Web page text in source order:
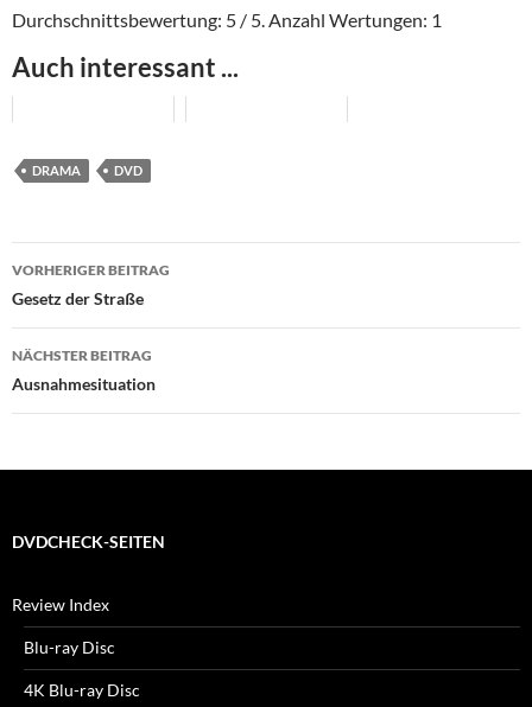
Durchschnittsbewertung: 5 / 5. Anzahl Wertungen: 1
Auch interessant ...
DRAMA DVD
Beitragsnavigation
VORHERIGER BEITRAG
Gesetz der Straße
NÄCHSTER BEITRAG
Ausnahmesituation
DVDCHECK-SEITEN
Review Index
Blu-ray Disc
4K Blu-ray Disc